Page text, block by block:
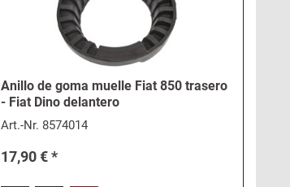
Anillo de goma muelle Fiat 850 trasero
- Fiat Dino delantero
Art.-Nr. 8574014
17,90 € *